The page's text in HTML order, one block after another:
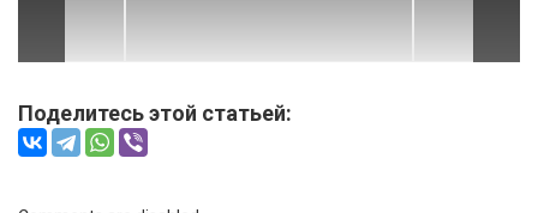
Поделитесь этой статьей: